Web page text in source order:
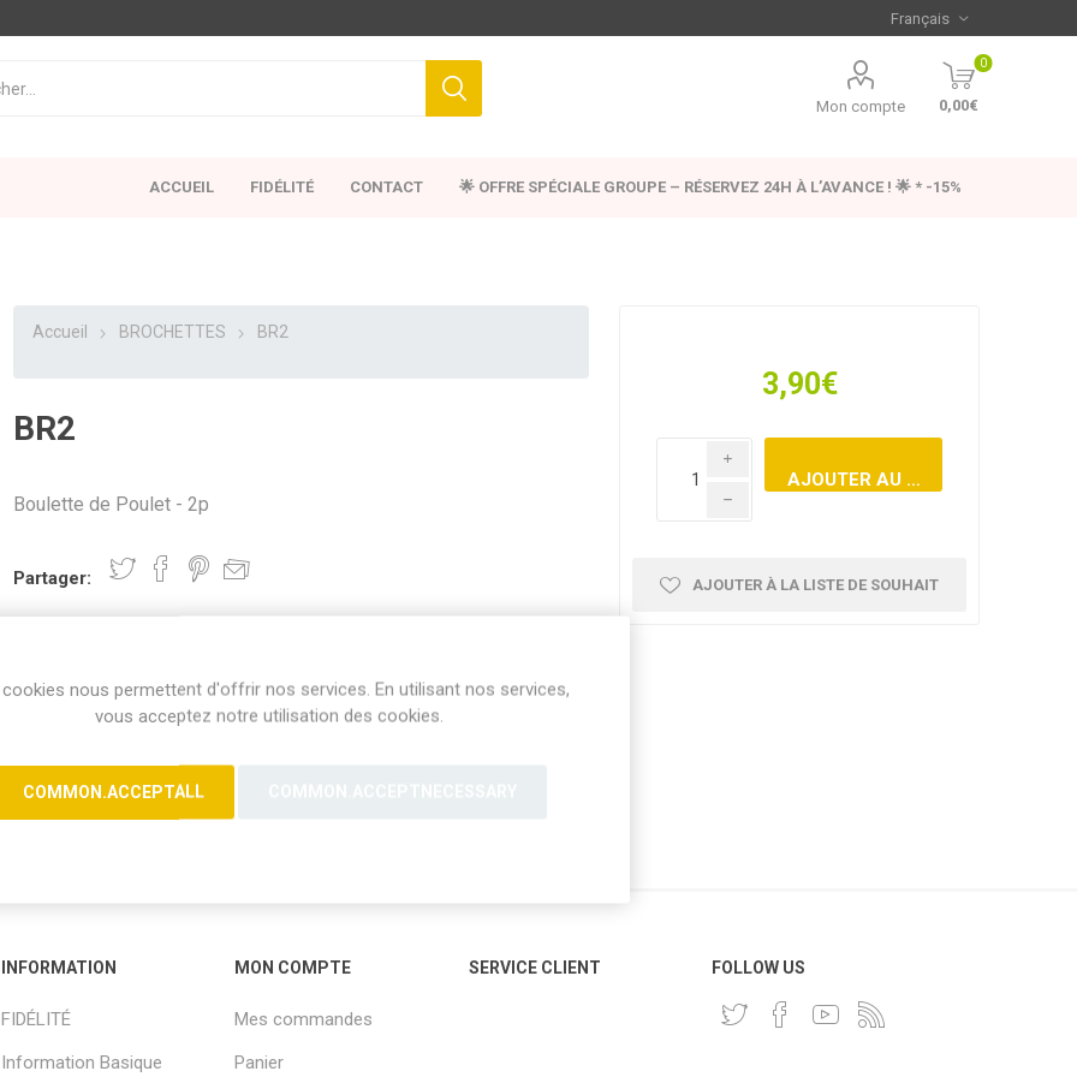
Mon compte
0
0,00€
ACCUEIL FIDÉLITÉ CONTACT 🌟 OFFRE SPÉCIALE GROUPE – RÉSERVEZ 24H À L’AVANCE ! 🌟 * -15%
Accueil BROCHETTES BR2
BR2
Boulette de Poulet - 2p
Partager:
3,90€
i
h
AJOUTER À LA LISTE DE SOUHAIT
INFORMATION
FIDÉLITÉ
Information Basique
MON COMPTE
Mes commandes
Panier
SERVICE CLIENT FOLLOW US
nous permettent d'offrir nos services. En utilisant nos services,
vous acceptez notre utilisation des cookies.
COMMON.ACCEPTALL